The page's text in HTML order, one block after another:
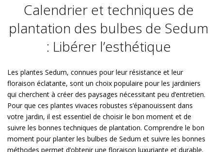
Calendrier et techniques de
plantation des bulbes de Sedum
: Libérer l’esthétique
Les plantes Sedum, connues pour leur résistance et leur
floraison éclatante, sont un choix populaire pour les jardiniers
qui cherchent à créer des paysages nécessitant peu d’entretien.
Pour que ces plantes vivaces robustes s’épanouissent dans
votre jardin, il est essentiel de choisir le bon moment et de
suivre les bonnes techniques de plantation. Comprendre le bon
moment pour planter les bulbes de Sedum et suivre les bonnes
méthodes permet d’obtenir une floraison luxuriante et durable.